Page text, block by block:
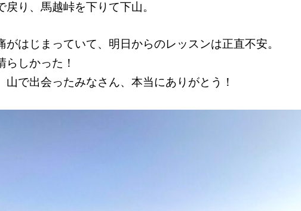
戻り、馬越峠を下りて下山。
がはじまっていて、明日からのレッスンは正直不安。
らしかった！
山で出会ったみなさん、本当にありがとう！